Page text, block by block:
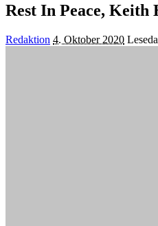
Rest In Peace, Keith
Posted
Redaktion 4. Oktober 2020